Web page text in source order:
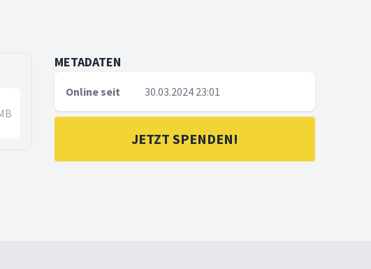
METADATEN
Online seit 30.03.2024 23:01
JETZT SPENDEN!